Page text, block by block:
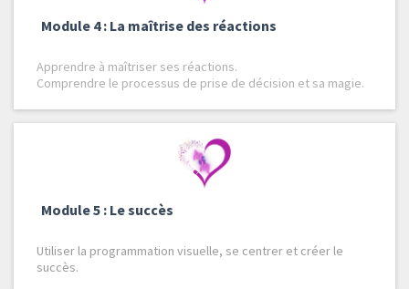
Module 4 : La maîtrise des réactions
Apprendre à maîtriser ses réactions.
Comprendre le processus de prise de décision et sa magie.
Module 5 : Le succès
Utiliser la programmation visuelle, se centrer et créer le
succès.